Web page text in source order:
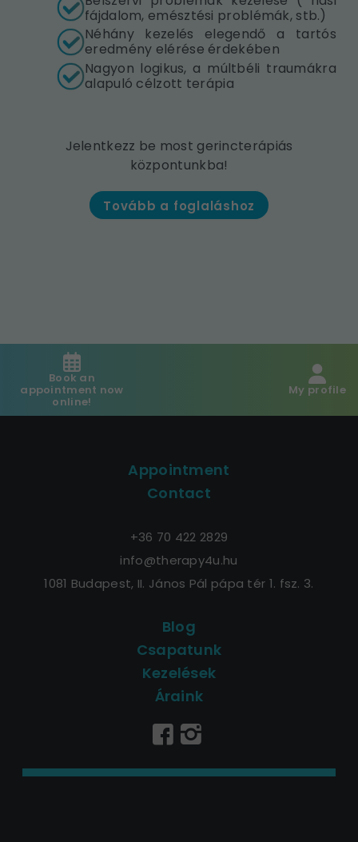
fájdalom, emésztési problémák, stb.)
Néhány kezelés elegendő a tartós
eredmény elérése érdekében
Nagyon logikus, a múltbéli traumákra
alapuló célzott terápia
Jelentkezz be most gerincterápiás
központunkba!
Tovább a foglaláshoz
Book an
appointment now
online!
My profile
Appointment
Contact
+36 70 422 2829
info@therapy4u.hu
1081 Budapest, II. János Pál pápa tér 1. fsz. 3.
Blog
Csapatunk
Kezelések
Áraink